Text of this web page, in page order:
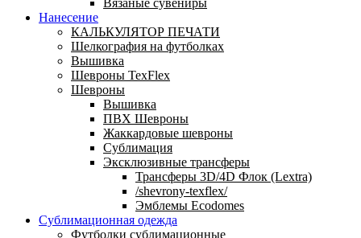
Нанесение
КАЛЬКУЛЯТОР ПЕЧАТИ
Шелкография на футболках
Вышивка
Шевроны TexFlex
Шевроны
Вышивка
ПВХ Шевроны
Жаккардовые шевроны
Сублимация
Эксклюзивные трансферы
Трансферы 3D/4D Флок (Lextra)
/shevrony-texflex/
Эмблемы Ecodomes
Сублимационная одежда
Футболки сублимационные